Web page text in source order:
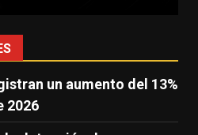
un aumento del 13%
2026